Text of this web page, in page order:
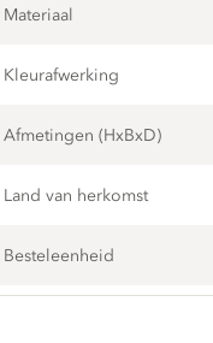
Materiaal
Kleurafwerking
Afmetingen (HxBxD)
Land van herkomst
Besteleenheid